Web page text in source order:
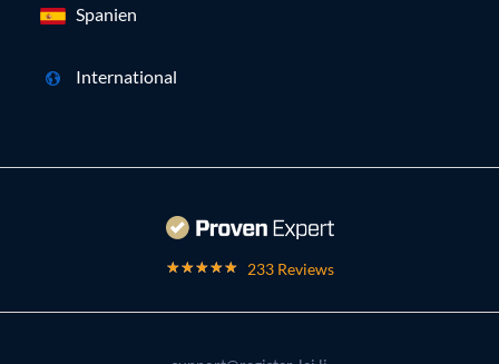
Spanien
International
233 Reviews